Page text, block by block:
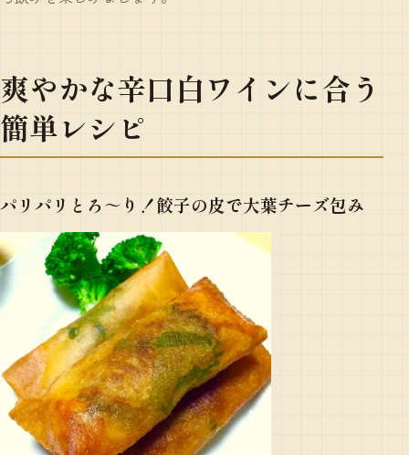
爽やかな辛口白ワインに合う
簡単レシピ
パリパリとろ～り！餃子の皮で大葉チーズ包み